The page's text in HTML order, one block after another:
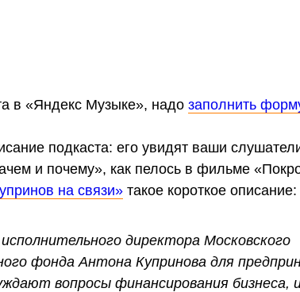
в «Яндекс Музыке», надо заполнить
подкаста: его увидят ваши
и почему», как пелось в фильме
на связи» такое короткое описание:
директора Московского
фонда Антона Купринова для
вопросы финансирования бизнеса,